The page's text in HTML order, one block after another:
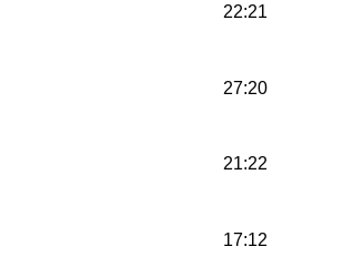
22:21
27:20
21:22
17:12